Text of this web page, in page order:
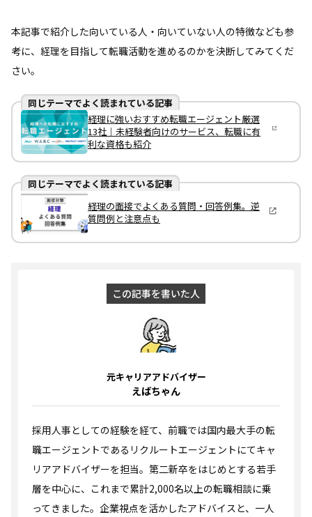
本記事で紹介した向いている人・向いていない人の特徴なども参
考に、経理を目指して転職活動を進めるのかを決断してみてくだ
さい。
同じテーマでよく読まれている記事
経理に強いおすすめ転職エージェント厳選
13社｜未経験者向けのサービス、転職に有
利な資格も紹介
同じテーマでよく読まれている記事
経理の面接でよくある質問・回答例集。逆
質問例と注意点も
この記事を書いた人
元キャリアアドバイザー
えばちゃん
採用人事としての経験を経て、前職では国内最大手の転
職エージェントであるリクルートエージェントにてキャ
リアアドバイザーを担当。第二新卒をはじめとする若手
層を中心に、これまで累計2,000名以上の転職相談に乗
ってきました。企業視点を活かしたアドバイスと、一人